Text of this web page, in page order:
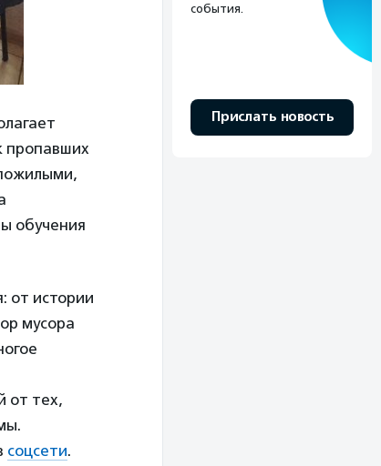
пропавших
обучения
от истории
мусора
от тех,
соцсети.
события.
Прислать новость